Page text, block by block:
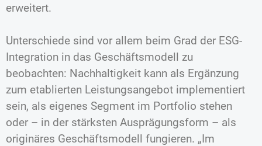
erweitert.
Unterschiede sind vor allem beim Grad der ESG-
Integration in das Geschäftsmodell zu
beobachten: Nachhaltigkeit kann als Ergänzung
zum etablierten Leistungsangebot implementiert
sein, als eigenes Segment im Portfolio stehen
oder – in der stärksten Ausprägungsform – als
originäres Geschäftsmodell fungieren. „Im